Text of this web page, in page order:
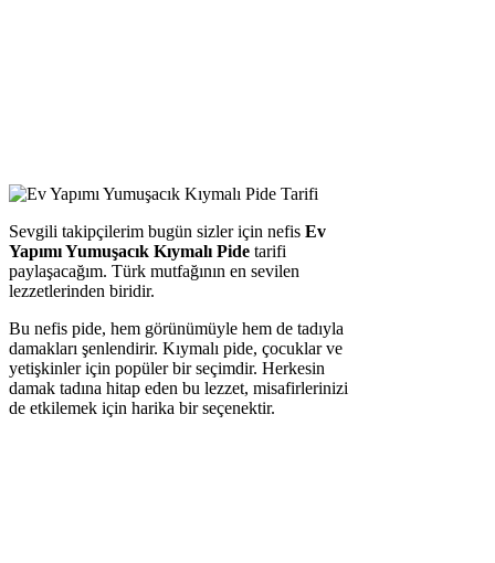
Sevgili takipçilerim bugün sizler için nefis Ev
Yapımı Yumuşacık Kıymalı Pide tarifi
paylaşacağım. Türk mutfağının en sevilen
lezzetlerinden biridir.
Bu nefis pide, hem görünümüyle hem de tadıyla
damakları şenlendirir. Kıymalı pide, çocuklar ve
yetişkinler için popüler bir seçimdir. Herkesin
damak tadına hitap eden bu lezzet, misafirlerinizi
de etkilemek için harika bir seçenektir.